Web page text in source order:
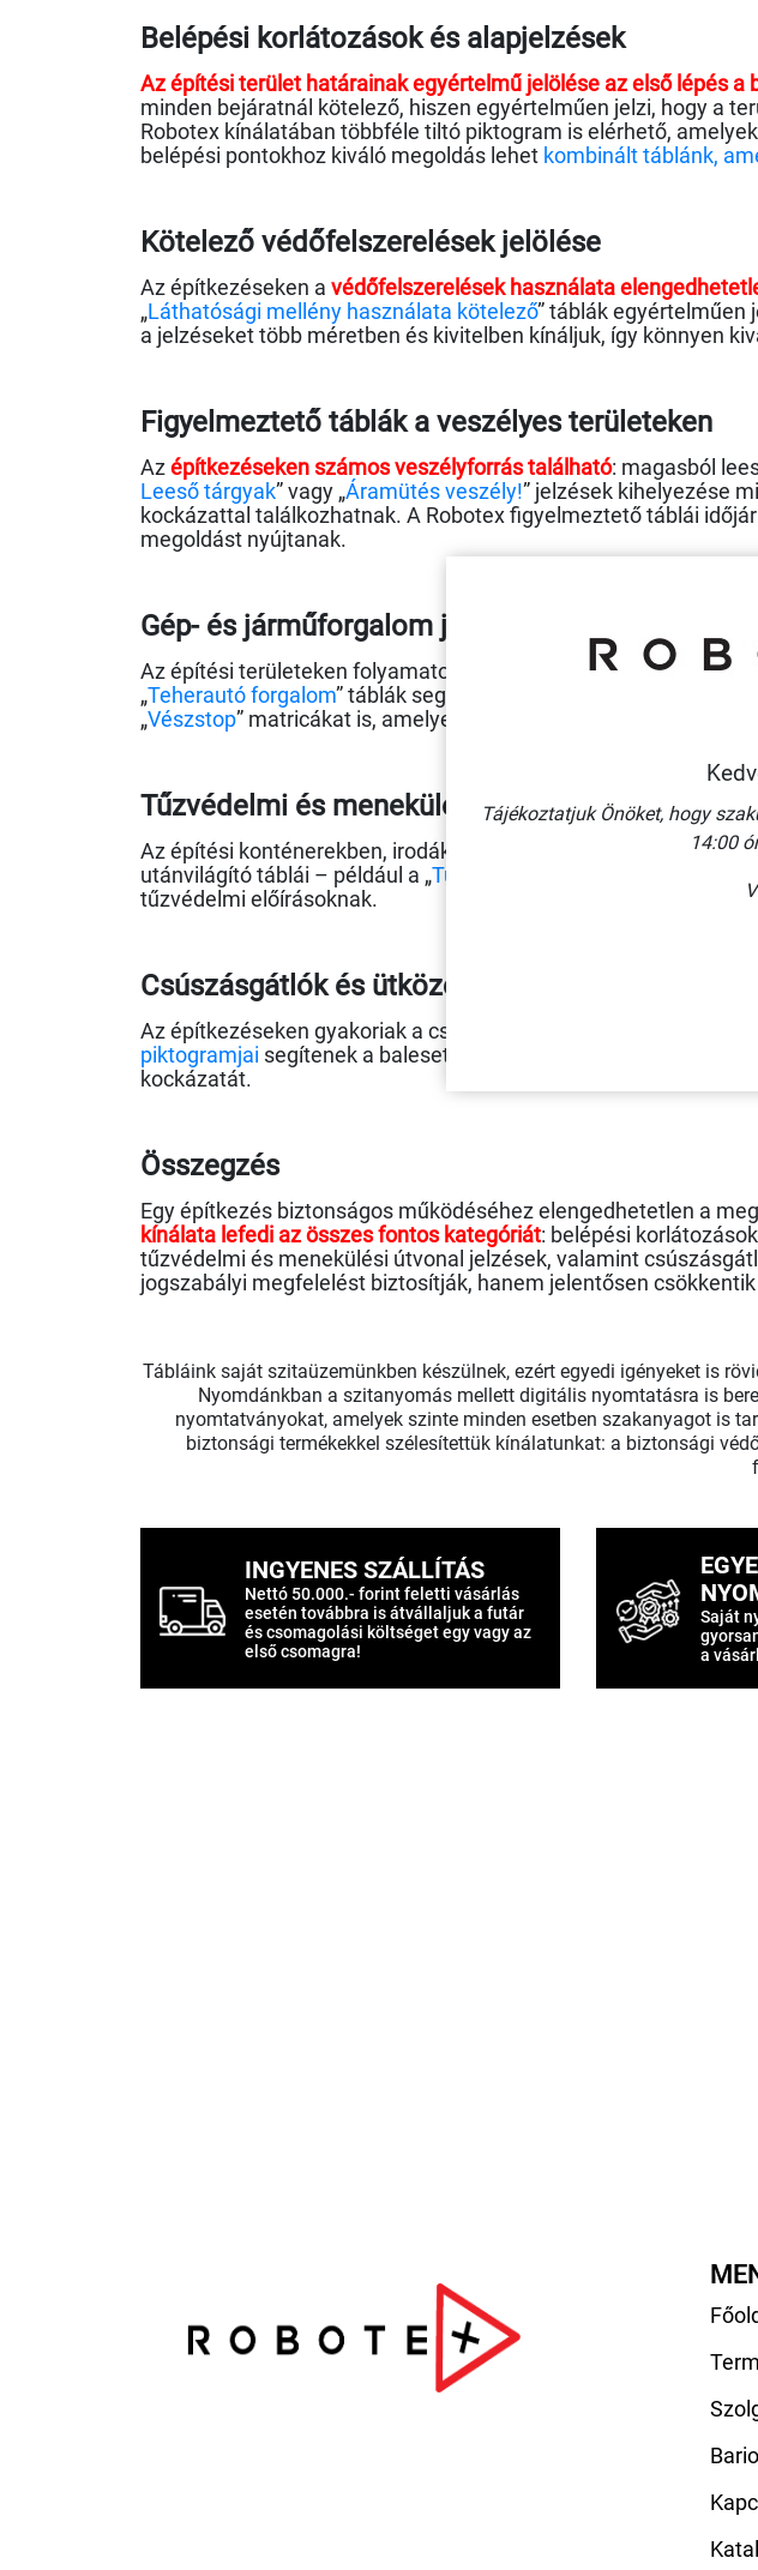
Belépési korlátozások és alapjelzések
Az építési terület határainak egyértelmű jelölése az első lépés a
minden bejáratnál kötelező, hiszen egyértelműen jelzi, hogy a
Robotex kínálatában többféle tiltó piktogram is elérhető,
belépési pontokhoz kiváló megoldás lehet kombinált táblánk,
Kötelező védőfelszerelések jelölése
Az építkezéseken a védőfelszerelések használata
„Láthatósági mellény használata kötelező” táblák egyértelműen
a jelzéseket több méretben és kivitelben kínáljuk, így könnyen
Figyelmeztető táblák a veszélyes területeken
Azépítkezéseken számos veszélyforrás található: magasból
Leeső tárgyak” vagy „Áramütés veszély!” jelzések kihelyezése
kockázattal találkozhatnak. A Robotex figyelmeztető táblái
megoldást nyújtanak.
Gép- és járműforgalom jelölése
Az építési területeken folyamatos a gépmozgás, ezért fontos a
„Teherautó forgalom” táblák segítenek megelőzni az
„Vészstop” matricákat is, amelyek a gyors beavatkozást segítik.
Tűzvédelmi és menekülési útvonal jelzések
Az építési konténerekben, irodákban és közösségi
utánvilágító táblái – például a „Tűzoltó készülék
tűzvédelmi előírásoknak.
Csúszásgátlók és ütközésvédők
Az építkezéseken gyakoriak a csúszós felületek és a kiálló
piktogramjai segítenek a balesetek megelőzésében, míg a
kockázatát.
Összegzés
Egy építkezés biztonságos működéséhez elengedhetetlen a
kínálata lefedi az összes fontos kategóriát: belépési
tűzvédelmi és menekülési útvonal jelzések, valamint
jogszabályi megfelelést biztosítják, hanem jelentősen
Tábláink saját szitaüzemünkben készülnek, ezért egyedi igényeket is
Nyomdánkban a szitanyomás mellett digitális nyomtatásra is
nyomtatványokat, amelyek szinte minden esetben szakanyagot is
biztonsági termékekkel szélesítettük kínálatunkat: a biztonsági
INGYENES SZÁLLÍTÁS
Nettó 50.000.- forint feletti vásárlás
esetén továbbra is átvállaljuk a futár
és csomagolási költséget egy vagy az
első csomagra!
Saját
a
Tájékoztatjuk Önöket, hogy
14:00